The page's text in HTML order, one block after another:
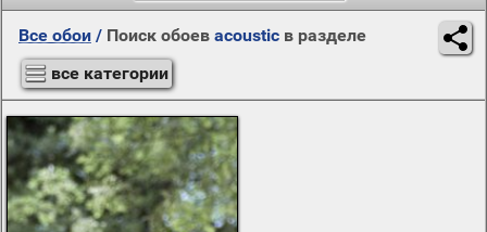
Все обои / Поиск обоев acoustic в разделе
все категории